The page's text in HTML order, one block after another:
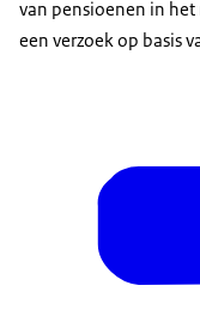
van pensioenen in het
een verzoek op basis